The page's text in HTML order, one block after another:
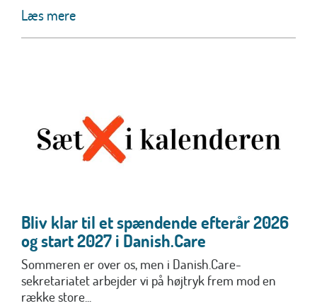
Læs mere
Bliv klar til et spændende efterår 2026
og start 2027 i Danish.Care
Sommeren er over os, men i Danish.Care-
sekretariatet arbejder vi på højtryk frem mod en
række store...